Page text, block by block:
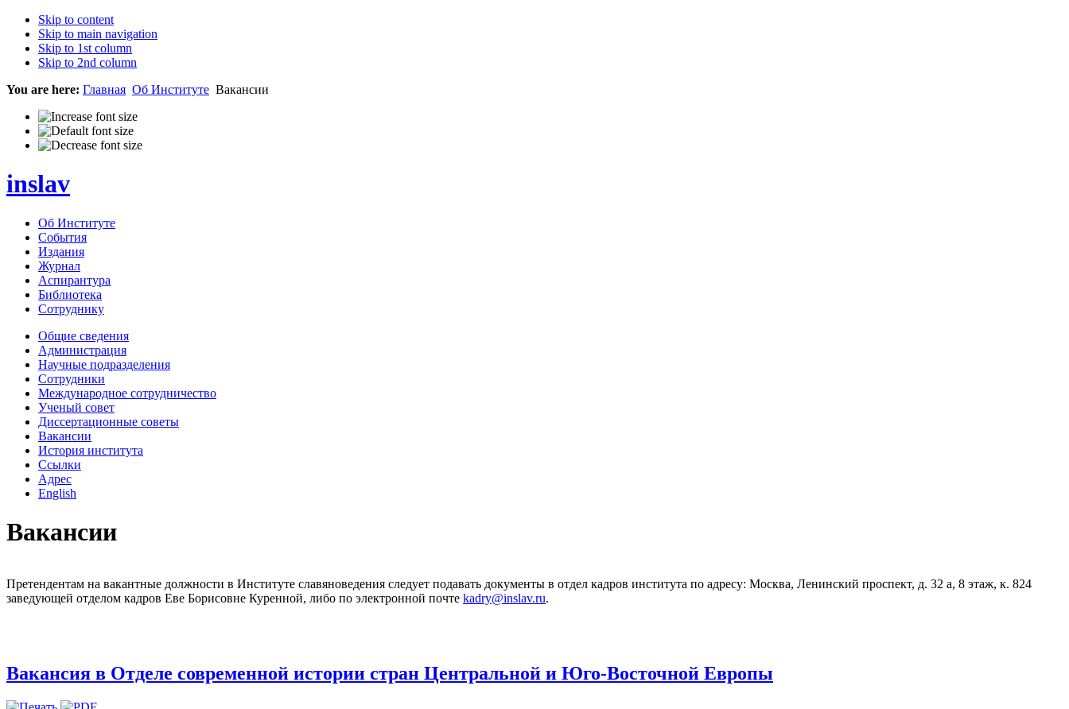
Skip to content
Skip to main navigation
Skip to 1st column
Skip to 2nd column
You are here: Главная Об Институте Вакансии
inslav
Об Институте
События
Издания
Журнал
Аспирантура
Библиотека
Сотруднику
Общие сведения
Администрация
Научные подразделения
Сотрудники
Международное сотрудничество
Ученый совет
Диссертационные советы
Вакансии
История института
Ссылки
Адрес
English
Вакансии
Претендентам на вакантные должности в Институте славяноведения следует подавать документы в отдел кадров института по адресу: Москва, Ленинский проспект, д. 32 а, 8 этаж, к. 824
заведующей отделом кадров Еве Борисовне Куренной, либо по электронной почте kadry@inslav.ru.
Вакансия в Отделе современной истории стран Центральной и Юго-Восточной Европы